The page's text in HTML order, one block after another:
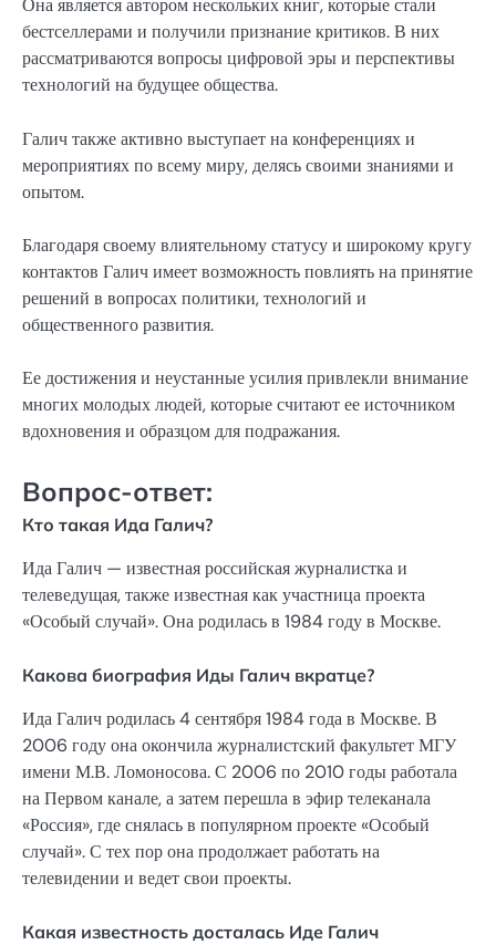
Она является автором нескольких книг, которые стали
бестселлерами и получили признание критиков. В них
рассматриваются вопросы цифровой эры и перспективы
технологий на будущее общества.
Галич также активно выступает на конференциях и
мероприятиях по всему миру, делясь своими знаниями и
опытом.
Благодаря своему влиятельному статусу и широкому кругу
контактов Галич имеет возможность повлиять на принятие
решений в вопросах политики, технологий и
общественного развития.
Ее достижения и неустанные усилия привлекли внимание
многих молодых людей, которые считают ее источником
вдохновения и образцом для подражания.
Вопрос-ответ:
Кто такая Ида Галич?
Ида Галич — известная российская журналистка и
телеведущая, также известная как участница проекта
«Особый случай». Она родилась в 1984 году в Москве.
Какова биография Иды Галич вкратце?
Ида Галич родилась 4 сентября 1984 года в Москве. В
2006 году она окончила журналистский факультет МГУ
имени М.В. Ломоносова. С 2006 по 2010 годы работала
на Первом канале, а затем перешла в эфир телеканала
«Россия», где снялась в популярном проекте «Особый
случай». С тех пор она продолжает работать на
телевидении и ведет свои проекты.
Какая известность досталась Иде Галич